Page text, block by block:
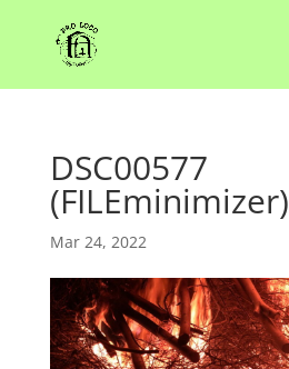
DSC00577
(FILEminimizer)
Mar 24, 2022